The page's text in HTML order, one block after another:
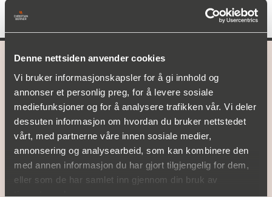
Denne nettsiden anvender cookies
Vi bruker informasjonskapsler for å gi innhold og
annonser et personlig preg, for å levere sosiale
mediefunksjoner og for å analysere trafikken vår. Vi deler
dessuten informasjon om hvordan du bruker nettstedet
vårt, med partnerne våre innen sosiale medier,
annonsering og analysearbeid, som kan kombinere den
med annen informasjon du har gjort tilgjengelig for dem,
eller som de har samlet inn gjennom din bruk av
tjenestene deres.
A part of Christian Berner
HVA VI TILBYR
Produktområder
Service
OPPLEV CHRISTIAN BERNER
Om Christian Berner